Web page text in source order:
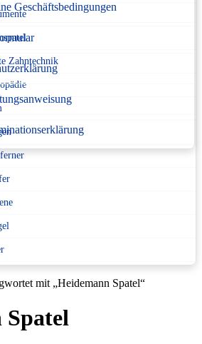
Geschäftsbedingungen
nach
Zahntechnik
mit „Heidemann Spatel“
Spatel